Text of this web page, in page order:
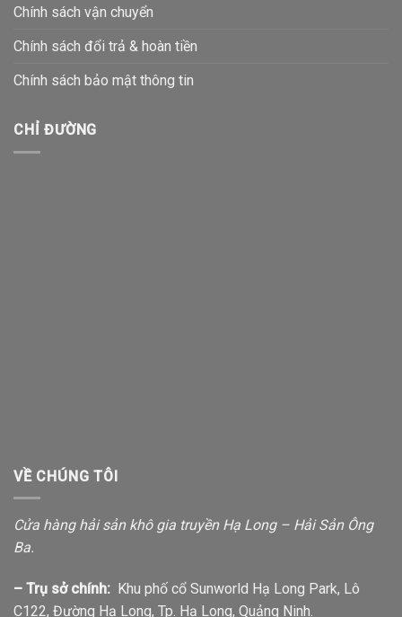
Chính sách vận chuyển
Chính sách đổi trả & hoàn tiền
Chính sách bảo mật thông tin
CHỈ ĐƯỜNG
VỀ CHÚNG TÔI
Cửa hàng hải sản khô gia truyền Hạ Long – Hải Sản Ông
Ba.
– Trụ sở chính: Khu phố cổ Sunworld Hạ Long Park, Lô
C122, Đường Hạ Long, Tp. Hạ Long, Quảng Ninh.